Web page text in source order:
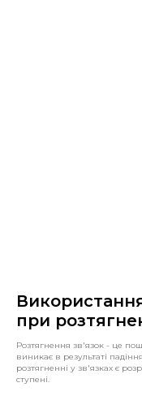
при
Розтягнення зв'язок - це
виникає в результаті
розтягненні у зв'язках є
ступені.